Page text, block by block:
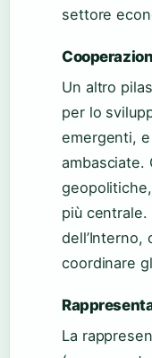
settore
Un altro
per lo
emergenti,
ambasciate.
più
coordinare
La